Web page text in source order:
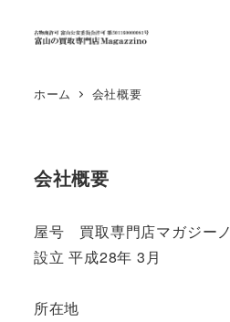
ホーム 会社概要
会社概要
屋号 買取専門店マガジーノ
設立 平成28年 3月
所在地